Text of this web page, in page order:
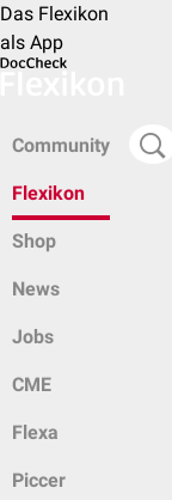
Das Flexikon
als App
Community
Flexikon
Shop
News
Jobs
CME
Flexa
Piccer